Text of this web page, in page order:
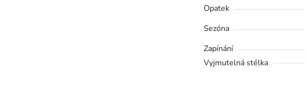
Opatek
Sezóna
Zapínání
Vyjmutelná stélka